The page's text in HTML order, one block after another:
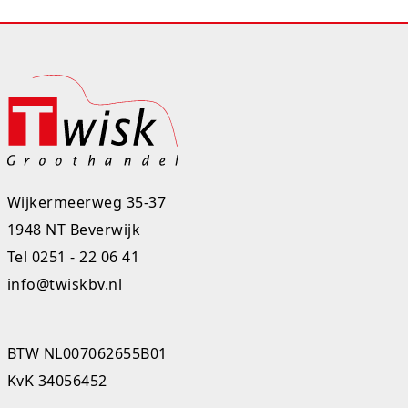
Wijkermeerweg 35-37
1948 NT Beverwijk
Tel 0251 - 22 06 41
info@twiskbv.nl
BTW NL007062655B01
KvK 34056452
Studio Circus
Winkel, keuken en huis
Woezel en Pip